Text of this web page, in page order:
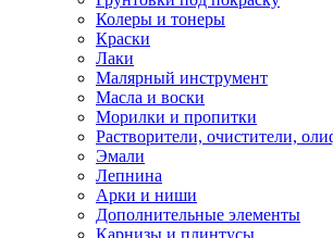
Колеры и тонеры
Краски
Лаки
Малярный инструмент
Масла и воски
Морилки и пропитки
Растворители, очистители,
Эмали
Лепнина
Арки и ниши
Дополнительные элементы
Карнизы и плинтусы